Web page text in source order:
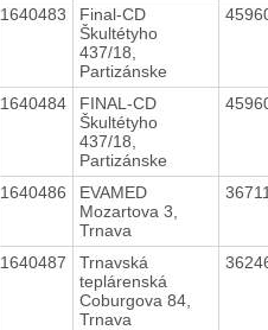
1640483
Final-CD
Škultétyho
437/18,
Partizánske
1640484
FINAL-CD
Škultétyho
437/18,
Partizánske
1640486
EVAMED
Mozartova 3,
Trnava
1640487
Trnavská
teplárenská
Coburgova 84,
Trnava